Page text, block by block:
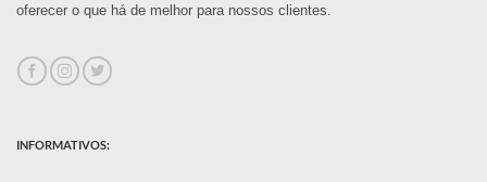
oferecer o que há de melhor para nossos clientes.
INFORMATIVOS: